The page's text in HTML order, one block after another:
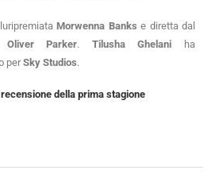
Morwenna Banks e diretta dal
Oliver Parker. Tilusha Ghelani ha
perSky Studios.
della prima stagione